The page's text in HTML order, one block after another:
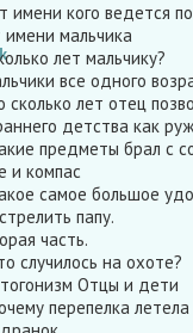
имени кого ведется
мальчика
лет мальчику?
все одного
сколько лет отец
детства как
предметы брал с
и компас
самое большое
папу.
часть.
случилось на охоте?
Отцы и дети
перепелка